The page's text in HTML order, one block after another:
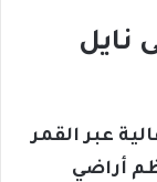
على نايل
كيدز 5 بجودة عالية عبر القمر
أراضي